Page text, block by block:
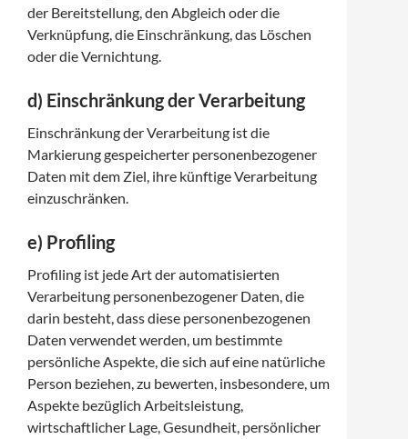
der Bereitstellung, den Abgleich oder die
Verknüpfung, die Einschränkung, das Löschen
oder die Vernichtung.
d) Einschränkung der Verarbeitung
Einschränkung der Verarbeitung ist die
Markierung gespeicherter personenbezogener
Daten mit dem Ziel, ihre künftige Verarbeitung
einzuschränken.
e) Profiling
Profiling ist jede Art der automatisierten
Verarbeitung personenbezogener Daten, die
darin besteht, dass diese personenbezogenen
Daten verwendet werden, um bestimmte
persönliche Aspekte, die sich auf eine natürliche
Person beziehen, zu bewerten, insbesondere, um
Aspekte bezüglich Arbeitsleistung,
wirtschaftlicher Lage, Gesundheit, persönlicher